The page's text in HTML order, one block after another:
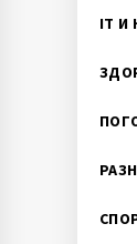
IT И